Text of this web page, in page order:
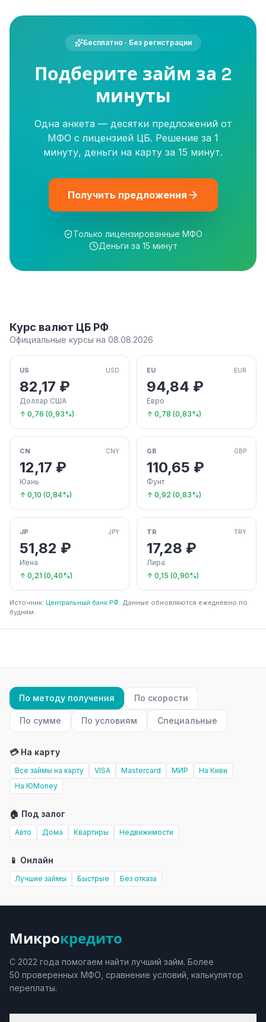
Бесплатно · Без регистрации
Подберите займ за 2
минуты
Одна анкета — десятки предложений от
МФО с лицензией ЦБ. Решение за 1
минуту, деньги на карту за 15 минут.
Получить предложения
Только лицензированные МФО
Деньги за 15 минут
Курс валют ЦБ РФ
Официальные курсы на 08.08.2026
US USD
82,17 ₽
Доллар США
↑ 0,76 (0,93%)
EU EUR
94,84 ₽
Евро
↑ 0,78 (0,83%)
CN CNY
12,17 ₽
Юань
↑ 0,10 (0,84%)
GB GBP
110,65 ₽
Фунт
↑ 0,92 (0,83%)
JP JPY
51,82 ₽
Иена
↑ 0,21 (0,40%)
TR TRY
17,28 ₽
Лира
↑ 0,15 (0,90%)
Источник: Центральный банк РФ. Данные обновляются ежедневно по
будням.
По методу получения По скорости
По сумме По условиям Специальные
💳 На карту
Все займы на карту VISA Mastercard МИР
На Киви
На ЮMoney
🏠 Под залог
Авто Дома Квартиры Недвижимости
📱 Онлайн
Лучшие займы Быстрые Без отказа
Микрокредито
С 2022 года помогаем найти лучший займ. Более
50 проверенных МФО, сравнение условий, калькулятор
переплаты.